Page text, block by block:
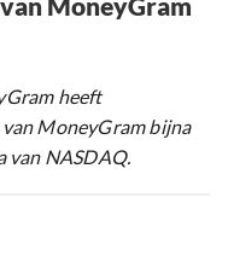
heeft
MoneyGram bijna
van NASDAQ.